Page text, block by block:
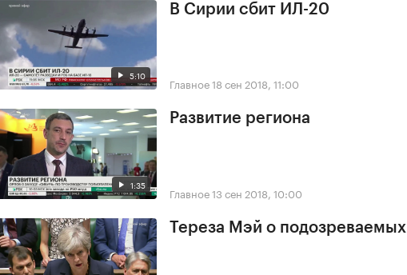
5:10
В Сирии сбит ИЛ-20
Главное18 сен 2018, 11:00
1:35
Развитие региона
Главное13 сен 2018, 10:00
Тереза Мэй о подозреваемых